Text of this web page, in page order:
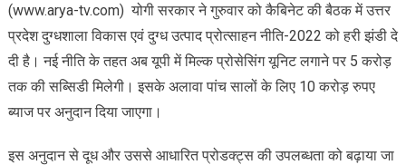
(www.arya-tv.com) योगी सरकार ने गुरुवार को कैबिनेट की बैठक में उत्तर
प्रदेश दुग्धशाला विकास एवं दुग्ध उत्पाद प्रोत्साहन नीति-2022 को हरी झंडी दे
दी है। नई नीति के तहत अब यूपी में मिल्क प्रोसेसिंग यूनिट लगाने पर 5 करोड़
तक की सब्सिडी मिलेगी। इसके अलावा पांच सालों के लिए 10 करोड़ रुपए
ब्याज पर अनुदान दिया जाएगा।
इस अनुदान से दूध और उससे आधारित प्रोडक्ट्स की उपलब्धता को बढ़ाया जा